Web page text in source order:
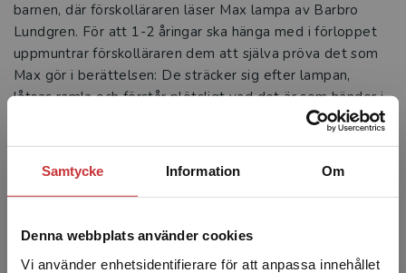
Samtycke Information Om
Denna webbplats använder cookies
Vi använder enhetsidentifierare för att anpassa innehållet
barnen, där förskolläraren läser Max lampa av Barbro
Lundgren. För att 1-2 åringar ska hänga med i förloppet
uppmuntrar förskolläraren dem att själva pröva det som
Max gör i berättelsen: De sträcker sig efter lampan,
låtsas ramla och förstår plötsligt vad det är som händer i